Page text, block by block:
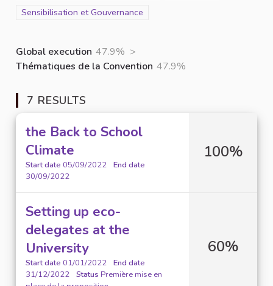
Scope
Sensibilisation et Gouvernance
Global execution 47.9% >
Thématiques de la Convention 47.9%
7 RESULTS
the Back to School
Climate
Start date 05/09/2022
End date
30/09/2022
100%
Setting up eco-
delegates at the
University
Start date 01/01/2022
End date
31/12/2022
Status Première mise en
60%